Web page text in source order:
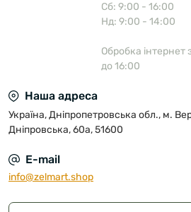
Сб: 9:00 - 16:00
Нд: 9:00 - 14:00
Обробка
до 16:00
Наша адреса
Україна, Дніпропетровська обл., м.
Дніпровська, 60а, 51600
E-mail
info@zelmart.shop